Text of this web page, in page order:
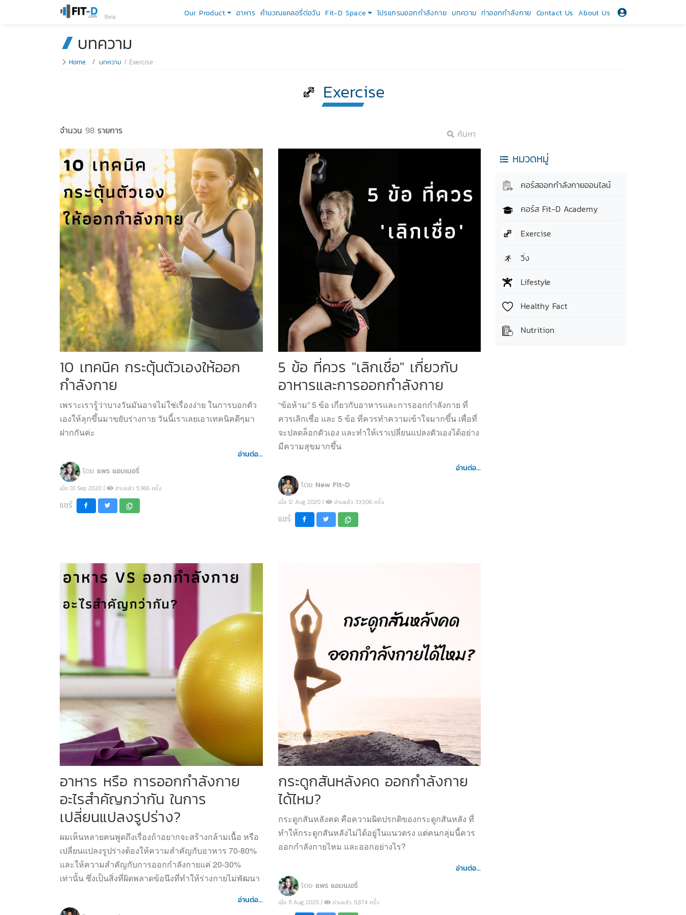
Our Product อาหาร คำนวณแคลอรี่ต่อวัน Fit-D Space โปรแกรมออกกำลังกาย บทความ ท่าออกกำลังกาย Contact Us About Us
Beta
บทความ
Home บทความ Exercise
Exercise
จำนวน 98 รายการ ค้นหา
10 เทคนิค กระตุ้นตัวเองให้ออก
กำลังกาย
เพราะเรารู้ว่าบางวันมันอาจไม่ใช่เรื่องง่าย ในการบอกตัว
เองให้ลุกขึ้นมาขยับร่างกาย วันนี้เราเลยเอาเทคนิคดีๆมา
ฝากกันค่ะ
อ่านต่อ...
โดย แพร แอมเมอรี่
เมื่อ 01 Sep 2020 | อ่านแล้ว 5,966 ครั้ง
แชร์
5 ข้อ ที่ควร "เลิกเชื่อ" เกี่ยวกับ
อาหารและการออกกำลังกาย
“ข้อห้าม” 5 ข้อ เกี่ยวกับอาหารและการออกกำลังกาย ที่
ควรเลิกเชื่อ และ 5 ข้อ ที่ควรทำความเข้าใจมากขึ้น เพื่อที่
จะปลดล็อกตัวเอง และทำให้เราเปลี่ยนแปลงตัวเองได้อย่าง
มีความสุขมากขึ้น
อ่านต่อ...
โดย New Fit-D
เมื่อ 12 Aug 2020 | อ่านแล้ว 33,506 ครั้ง
แชร์
อาหาร หรือ การออกกำลังกาย
อะไรสำคัญกว่ากัน ในการ
เปลี่ยนแปลงรูปร่าง?
ผมเห็นหลายคนพูดถึงเรื่องถ้าอยากจะสร้างกล้ามเนื้อ หรือ
เปลี่ยนแปลงรูปร่างต้องให้ความสำคัญกับอาหาร 70-80%
และให้ความสำคัญกับการออกกำลังกายแค่ 20-30%
เท่านั้น ซึ่งเป็นสิ่งที่ผิดพลาดข้อนึงที่ทำให้ร่างกายไม่พัฒนา
อ่านต่อ...
กระดูกสันหลังคด ออกกำลังกาย
ได้ไหม?
กระดูกสันหลังคด คือความผิดปรกติของกระดูกสันหลัง ที่
ทำให้กระดูกสันหลังไม่ได้อยู่ในแนวตรง แต่คนกลุ่มนี้ควร
ออกกำลังกายไหม และออกอย่างไร?
อ่านต่อ...
โดย แพร แอมเมอรี่
เมื่อ 11 Aug 2020 | อ่านแล้ว 9,874 ครั้ง
หมวดหมู่
คอร์สออกกำลังกายออนไลน์
คอร์ส Fit-D Academy
Exercise
วิ่ง
Lifestyle
Healthy Fact
Nutrition